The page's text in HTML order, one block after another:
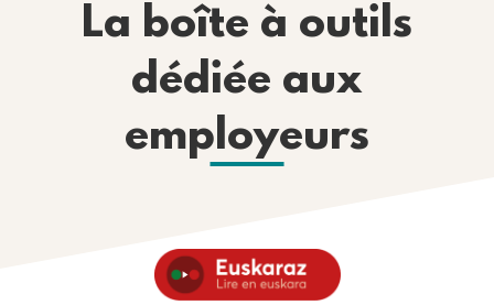
La boîte à outils
dédiée aux
employeurs